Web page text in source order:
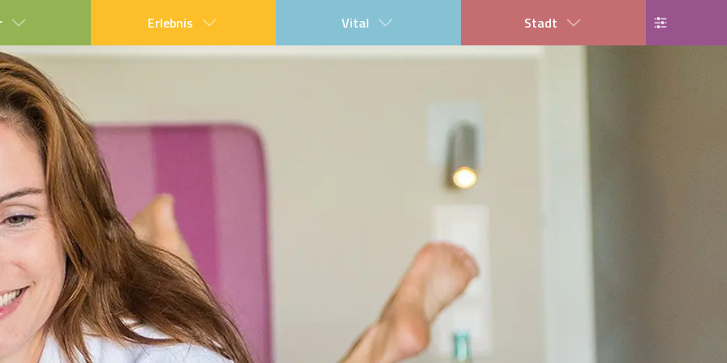
Erlebnis Vital Stadt